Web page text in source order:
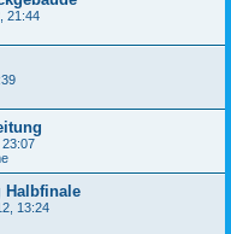
21:44
Halbfinale
13:24